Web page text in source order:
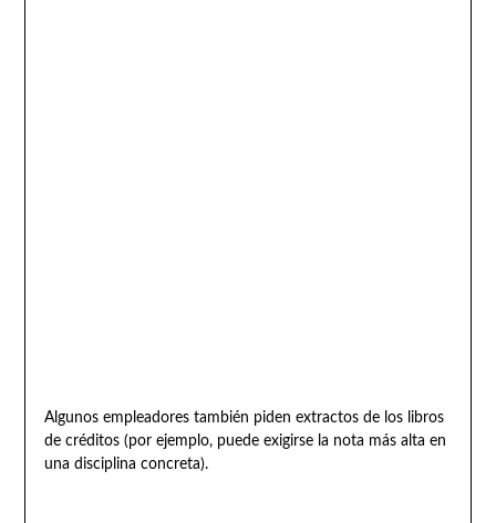
Algunos empleadores también piden extractos de los libros
de créditos (por ejemplo, puede exigirse la nota más alta en
una disciplina concreta).